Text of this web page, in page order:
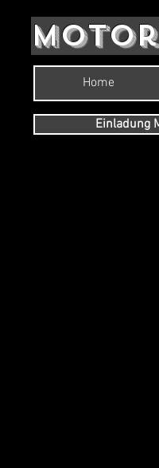
Einladung
Home